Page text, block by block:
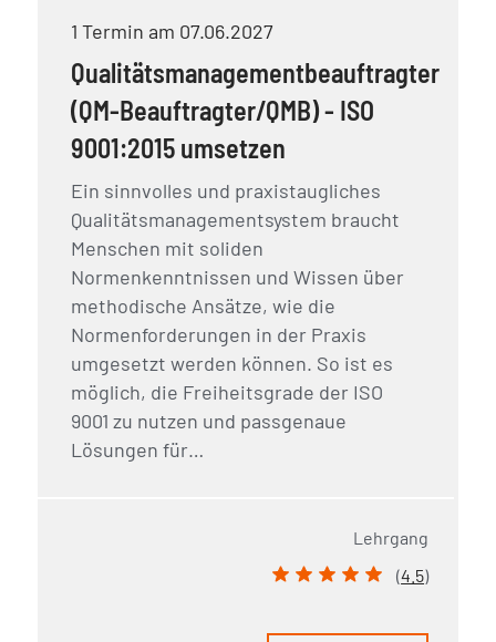
1 Termin am 07.06.2027
Qualitätsmanagementbeauftragter
(QM-Beauftragter/QMB) - ISO
9001:2015 umsetzen
Ein sinnvolles und praxistaugliches
Qualitätsmanagementsystem braucht
Menschen mit soliden
Normenkenntnissen und Wissen über
methodische Ansätze, wie die
Normenforderungen in der Praxis
umgesetzt werden können. So ist es
möglich, die Freiheitsgrade der ISO
9001 zu nutzen und passgenaue
Lösungen für…
Lehrgang
(4.5)